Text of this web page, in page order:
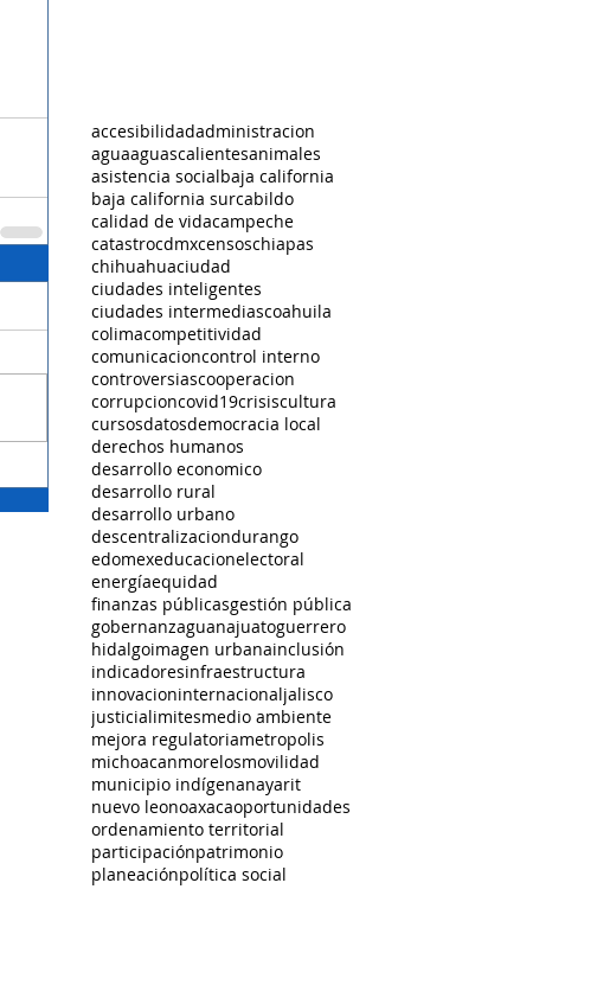
accesibilidadadministracion
aguaaguascalientesanimales
asistencia socialbaja california
baja california surcabildo
calidad de vidacampeche
catastrocdmxcensoschiapas
chihuahuaciudad
ciudades inteligentes
ciudades intermediascoahuila
colimacompetitividad
comunicacioncontrol interno
controversiascooperacion
corrupcioncovid19crisiscultura
cursosdatosdemocracia local
derechos humanos
desarrollo economico
desarrollo rural
desarrollo urbano
descentralizaciondurango
edomexeducacionelectoral
energíaequidad
finanzas públicasgestión pública
gobernanzaguanajuatoguerrero
hidalgoimagen urbanainclusión
indicadoresinfraestructura
innovacioninternacionaljalisco
justicialimitesmedio ambiente
mejora regulatoriametropolis
michoacanmorelosmovilidad
municipio indígenanayarit
nuevo leonoaxacaoportunidades
ordenamiento territorial
participaciónpatrimonio
planeaciónpolítica social